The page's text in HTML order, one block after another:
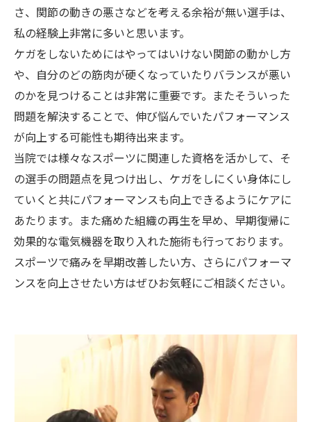
さ、関節の動きの悪さなどを考える余裕が無い選手は、
私の経験上非常に多いと思います。
ケガをしないためにはやってはいけない関節の動かし方
や、自分のどの筋肉が硬くなっていたりバランスが悪い
のかを見つけることは非常に重要です。またそういった
問題を解決することで、伸び悩んでいたパフォーマンス
が向上する可能性も期待出来ます。
当院では様々なスポーツに関連した資格を活かして、そ
の選手の問題点を見つけ出し、ケガをしにくい身体にし
ていくと共にパフォーマンスも向上できるようにケアに
あたります。また痛めた組織の再生を早め、早期復帰に
効果的な電気機器を取り入れた施術も行っております。
スポーツで痛みを早期改善したい方、さらにパフォーマ
ンスを向上させたい方はぜひお気軽にご相談ください。